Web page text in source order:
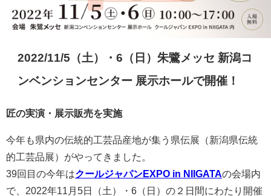
2022/11/5（土）・6（日）朱鷺メッセ 新潟コ
ンベンションセンター 展示ホールで開催！
匠の実演・展示販売を実施
今年も県内の伝統的工芸品産地が集う県伝展（新潟県伝統
的工芸品展）がやってきました。
39回目の今年はクールジャパンEXPO in NIIGATAの会場内
で、2022年11月5日（土）・6（日）の２日間にわたり開催